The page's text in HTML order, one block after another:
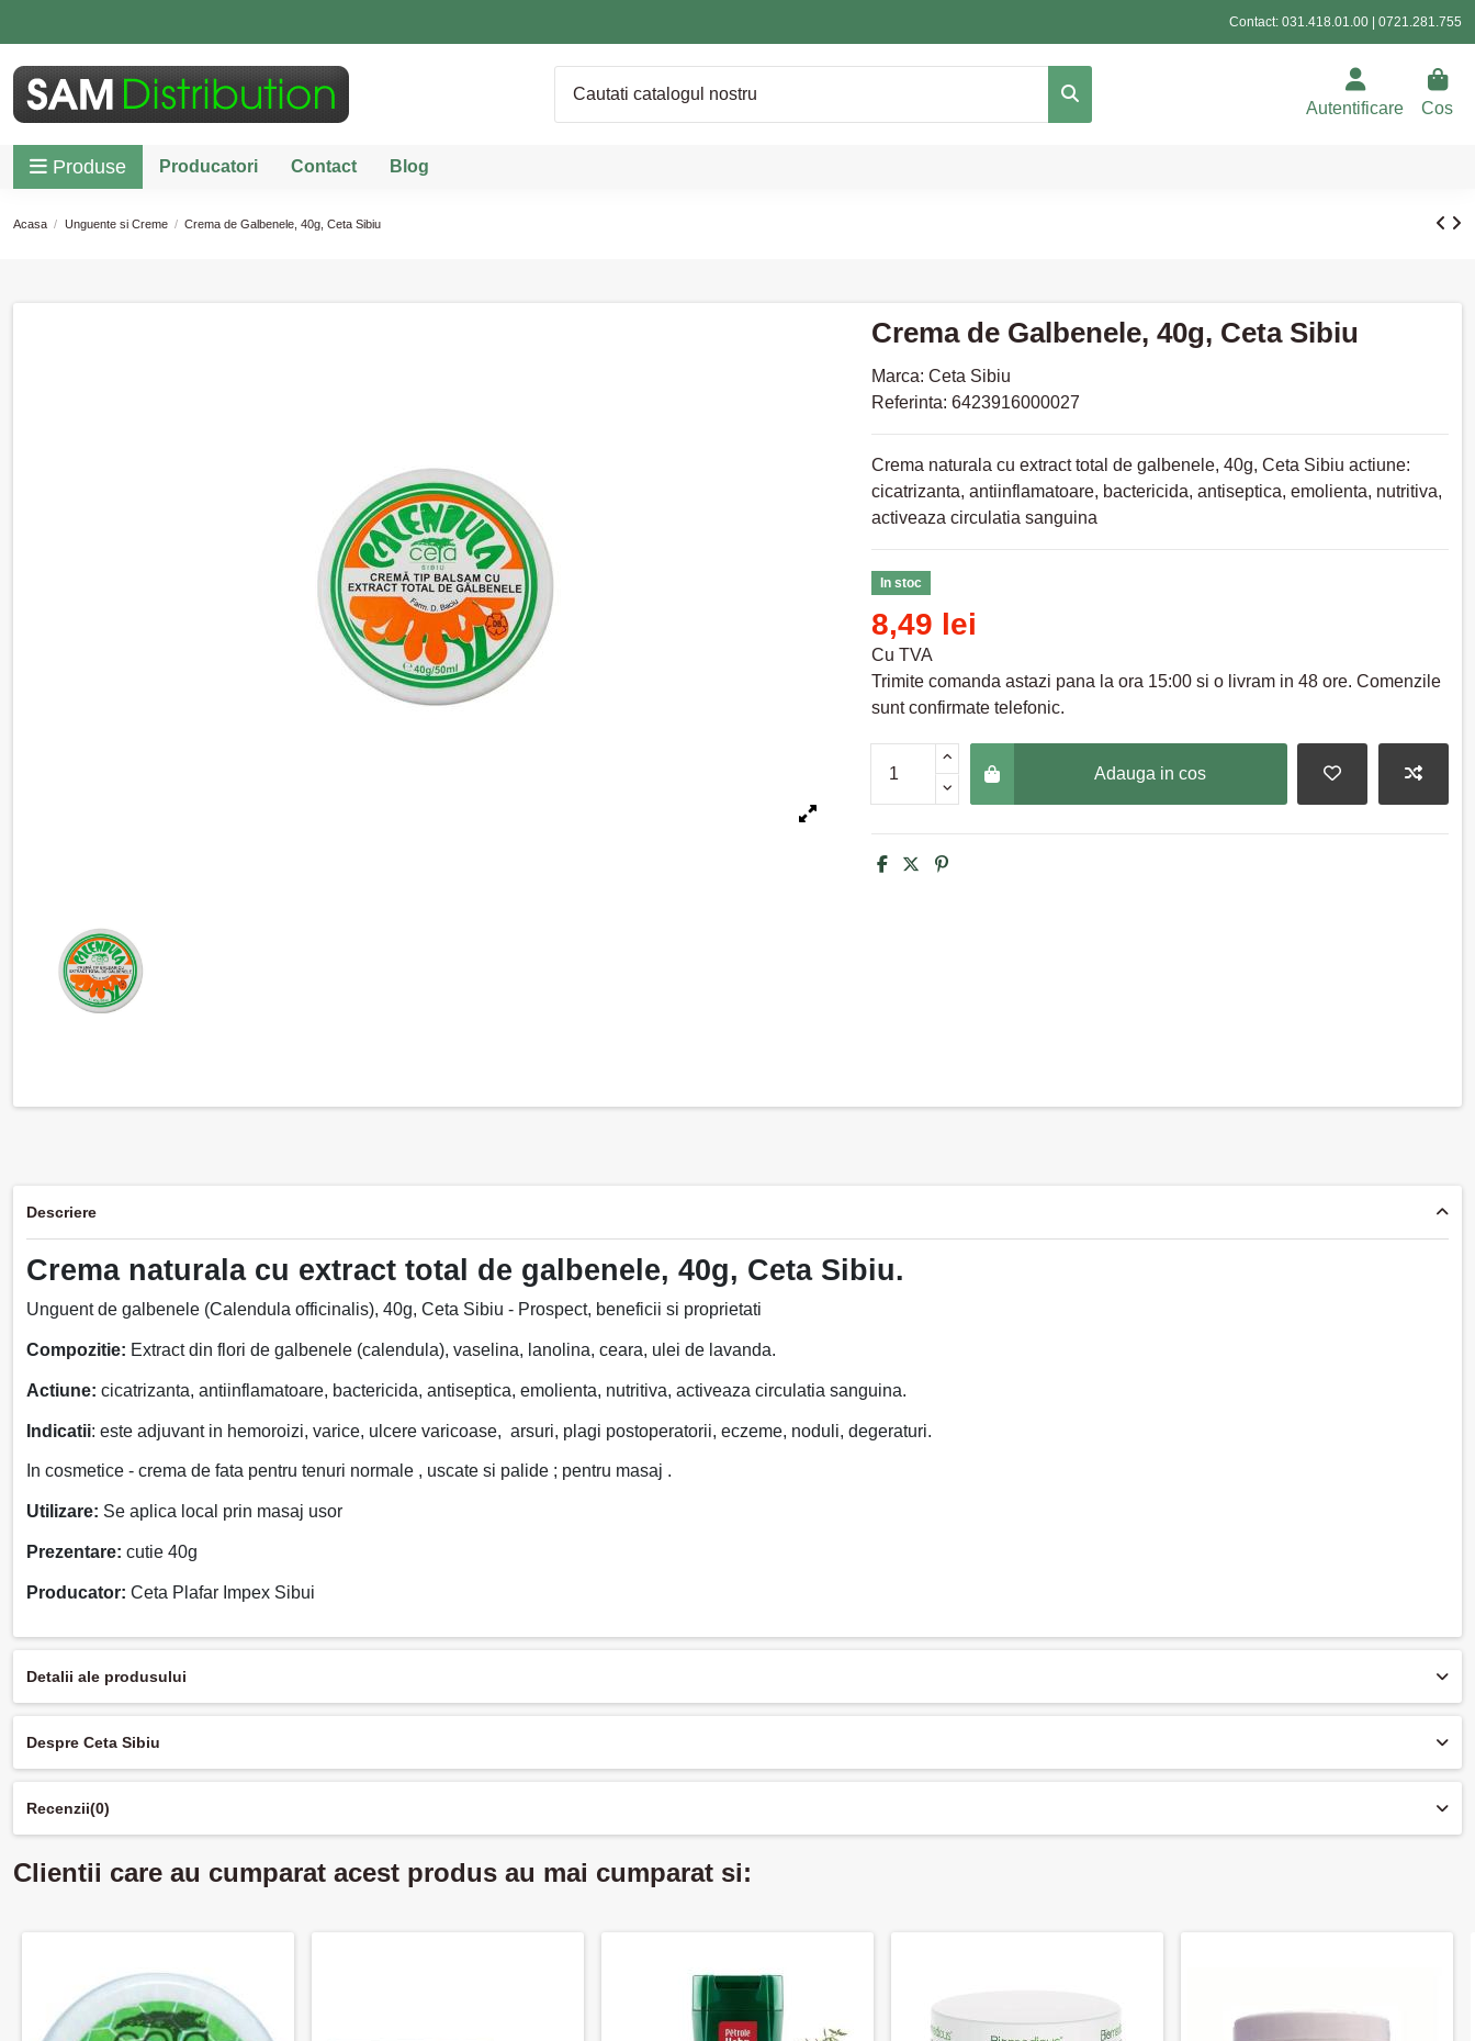
Contact: 031.418.01.00 0721.281.755
Autentificare Cos
Produse Producatori Contact Blog
Acasa Unguente si Creme Crema de Galbenele, 40g, Ceta Sibiu
Crema de Galbenele, 40g, Ceta Sibiu
Marca: Ceta Sibiu
Referinta: 6423916000027
Crema naturala cu extract total de galbenele, 40g, Ceta Sibiu actiune:
cicatrizanta, antiinflamatoare, bactericida, antiseptica, emolienta, nutritiva,
activeaza circulatia sanguina
In stoc
8,49 lei
Cu TVA
Trimite comanda astazi pana la ora 15:00 si o livram in 48 ore. Comenzile
sunt confirmate telefonic.
Adauga in cos
Descriere
Crema naturala cu extract total de galbenele, 40g, Ceta Sibiu.
Unguent de galbenele (Calendula officinalis), 40g, Ceta Sibiu - Prospect, beneficii si proprietati
Compozitie: Extract din flori de galbenele (calendula), vaselina, lanolina, ceara, ulei de lavanda.
Actiune: cicatrizanta, antiinflamatoare, bactericida, antiseptica, emolienta, nutritiva, activeaza circulatia sanguina.
Indicatii: este adjuvant in hemoroizi, varice, ulcere varicoase, arsuri, plagi postoperatorii, eczeme, noduli, degeraturi.
In cosmetice - crema de fata pentru tenuri normale , uscate si palide ; pentru masaj .
Utilizare: Se aplica local prin masaj usor
Prezentare: cutie 40g
Producator: Ceta Plafar Impex Sibui
Detalii ale produsului
Despre Ceta Sibiu
Recenzii(0)
Clientii care au cumparat acest produs au mai cumparat si: